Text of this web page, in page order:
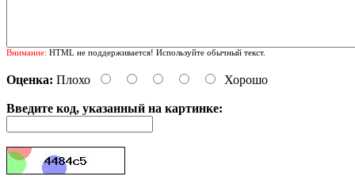
Внимание: HTML не поддерживается! Используйте обычный текст.
Оценка: Плохо Хорошо
Введите код, указанный на картинке: